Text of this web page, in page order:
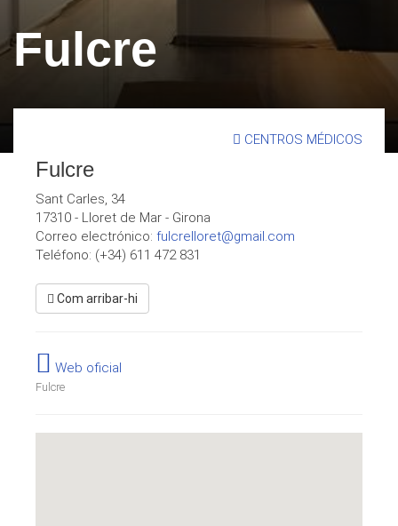
Fulcre
CENTROS MÉDICOS
Fulcre
Sant Carles, 34
17310 - Lloret de Mar - Girona
Correo electrónico: fulcrelloret@gmail.com
Teléfono: (+34) 611 472 831
Com arribar-hi
Web oficial
Fulcre